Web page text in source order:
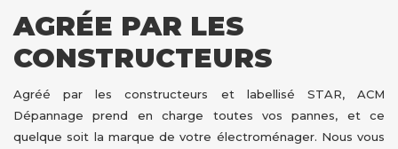
AGRÉE PAR LES
CONSTRUCTEURS
Agréé par les constructeurs et labellisé STAR, ACM
Dépannage prend en charge toutes vos pannes, et ce
quelque soit la marque de votre électroménager. Nous vous